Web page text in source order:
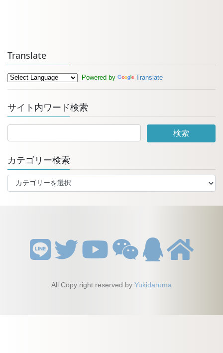
Translate
Powered by Translate
サイト内ワード検索
カテゴリー検索
テ
All Copy right reserved by Yukidaruma